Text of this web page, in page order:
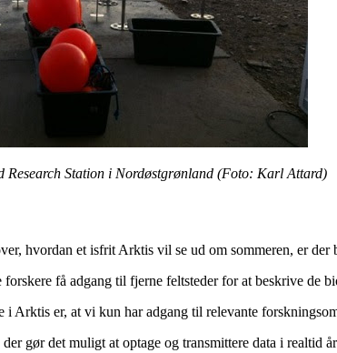
Research Station i Nordøstgrønland (Foto: Karl Attard)
hvordan et isfrit Arktis vil se ud om sommeren, er
få adgang til fjerne feltsteder for at beskrive de
Arktis er, at vi kun har adgang til relevante
gør det muligt at optage og transmittere data i realtid